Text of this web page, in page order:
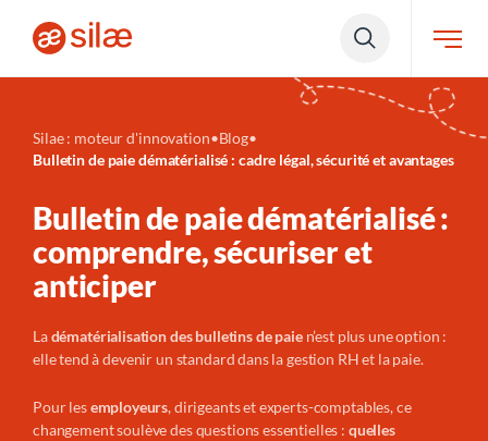
Silae : moteur d'innovation•Blog•
Bulletin de paie dématérialisé : cadre légal, sécurité et avantages
Bulletin de paie dématérialisé :
comprendre, sécuriser et
anticiper
Ladématérialisation des bulletins de paien’est plus une option :
elle tend à devenir un standard dans la gestion RH et la paie.
Pour lesemployeurs, dirigeants et experts-comptables, ce
changement soulève des questions essentielles : quelles